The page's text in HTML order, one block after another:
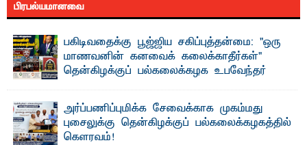
பிரபல்யமானவை
பகிடிவதைக்கு பூஜ்ஜிய சகிப்புத்தன்மை: "ஒரு
மாணவனின் கனவைக் கலைக்காதீர்கள்" –
தென்கிழக்குப் பல்கலைக்கழக உபவேந்தர்
"ஒ ரு மாணவனின் அல்லது மாணவியின் கனவு என்னால்
கலைக்கப்படாது" என்ற உறுதியை ஒவ்வொரு மாணவரும் ...
அர்ப்பணிப்புமிக்க சேவைக்காக முகம்மது
புசைலுக்கு தென்கிழக்குப் பல்கலைக்கழகத்தில்
கௌரவம்!